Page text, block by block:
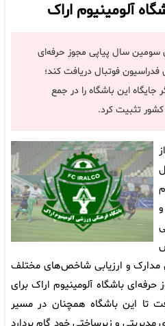
آلومینیوم اراک
سومین سال پیاپی مجوز حرفه‌ای
فدراسیون فوتبال دریافت کند؛
جایگاه این باشگاه را در جمع
تثبیت کرد.
و ارزیابی شاخص‌های مختلف
باشگاه آلومینیوم اراک برای
تا این باشگاه همچنان در مسیر